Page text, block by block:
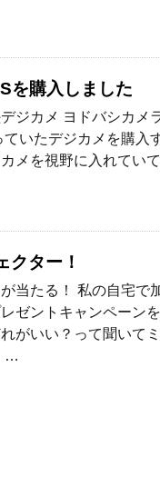
を購入しました
ジカメ ヨドバシカメ
ていたデジカメを購入
メを視野に入れてい
クター！
当たる！ 私の自宅で
ゼントキャンペーン
がいい？って聞いて
…